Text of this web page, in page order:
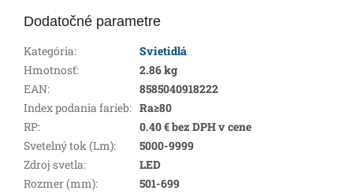
Dodatočné parametre
Kategória:
Svietidlá
Hmotnosť:
2.86 kg
EAN:
8585040918222
Index podania farieb: Ra≥80
RP:
0.40 € bez DPH v cene
Svetelný tok (Lm):
5000-9999
Zdroj svetla:
LED
Rozmer (mm): 501-699